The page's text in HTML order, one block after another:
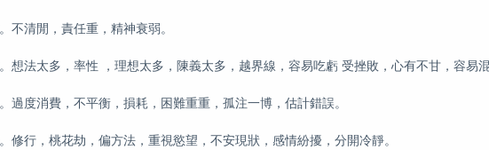
不清閒，責任重，精神衰弱。
想法太多，率性 ，理想太多，陳義太多，越界線，容易吃虧 受挫敗，心有不甘，容易混
過度消費，不平衡，損耗，困難重重，孤注一博，估計錯誤。
修行，桃花劫，偏方法，重視慾望，不安現狀，感情紛擾，分開冷靜。